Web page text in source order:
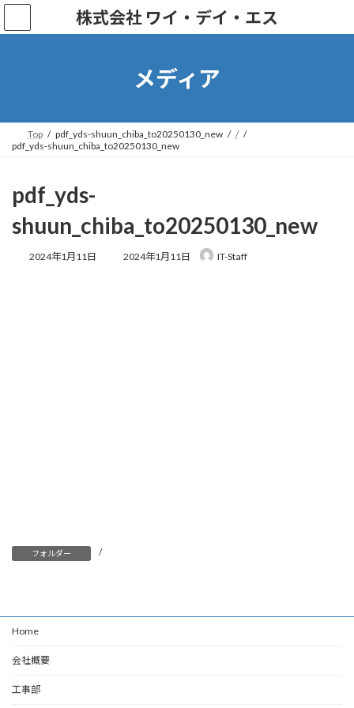
株式会社 ワイ・デイ・エス
メディア
Top pdf_yds-shuun_chiba_to20250130_new
/
pdf_yds-shuun_chiba_to20250130_new
pdf_yds-
shuun_chiba_to20250130_new
2024年1月11日 2024年1月11日 IT-Staff
フォルダー /
Home
会社概要
工事部